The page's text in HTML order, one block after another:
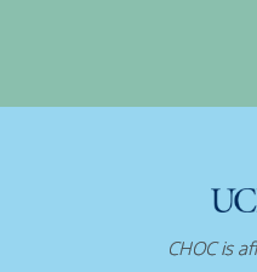
CHOC is